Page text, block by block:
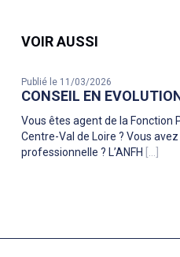
VOIR AUSSI
Publié le 11/03/2026
CONSEIL EN
Vous êtes agent de la Fonction
Centre-Val de Loire ? Vous
professionnelle ? L’ANFH [...]